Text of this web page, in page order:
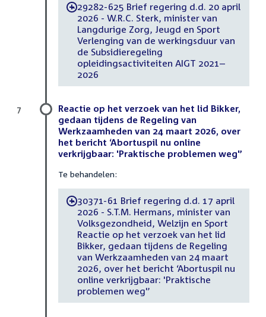
-29282-625 Brief regering d.d. 20 april
2026 - W.R.C. Sterk, minister van
Langdurige Zorg, Jeugd en Sport
Verlenging van de werkingsduur van
de Subsidieregeling
opleidingsactiviteiten AIGT 2021–
2026
Reactie op het verzoek van het lid Bikker,
gedaan tijdens de Regeling van
Werkzaamheden van 24 maart 2026, over
het bericht ‘Abortuspil nu online
verkrijgbaar: 'Praktische problemen weg'’
Te behandelen:
-30371-61 Brief regering d.d. 17 april
2026 - S.T.M. Hermans, minister van
Volksgezondheid, Welzijn en Sport
Reactie op het verzoek van het lid
Bikker, gedaan tijdens de Regeling
van Werkzaamheden van 24 maart
2026, over het bericht ‘Abortuspil nu
online verkrijgbaar: 'Praktische
problemen weg'’
7